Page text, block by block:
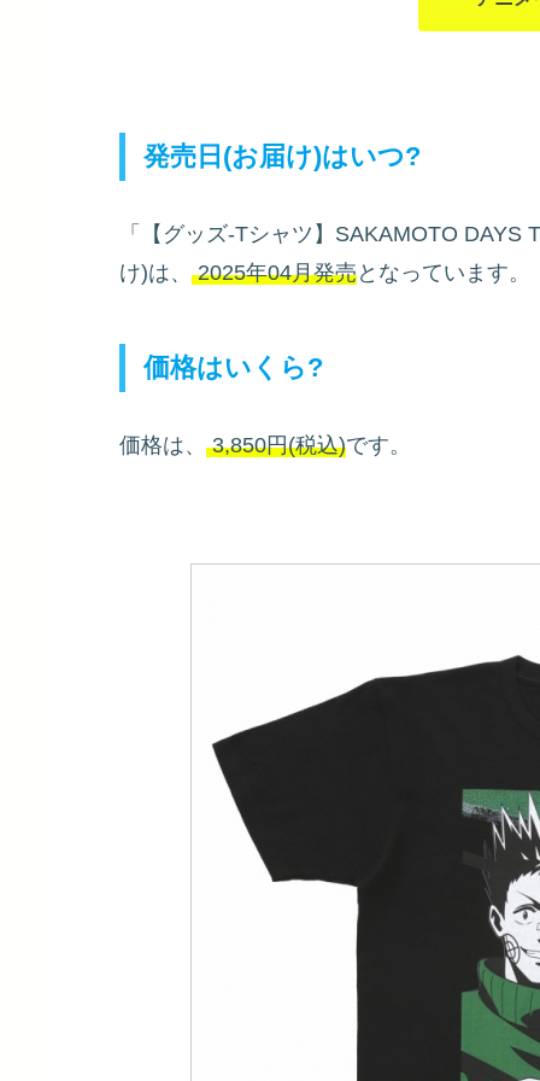
発売日(お届け)はいつ?
「【グッズ-Tシャツ】SAKAMOTO
け)は、 2025年04月発売となっています。
価格はいくら?
価格は、 3,850円(税込)です。